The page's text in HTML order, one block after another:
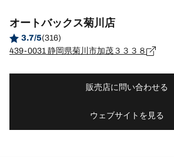
オートバックス菊川店
3.7/5(316)
439-0031 静岡県菊川市加茂３３３８
販売店に問い合わせる
ウェブサイトを見る